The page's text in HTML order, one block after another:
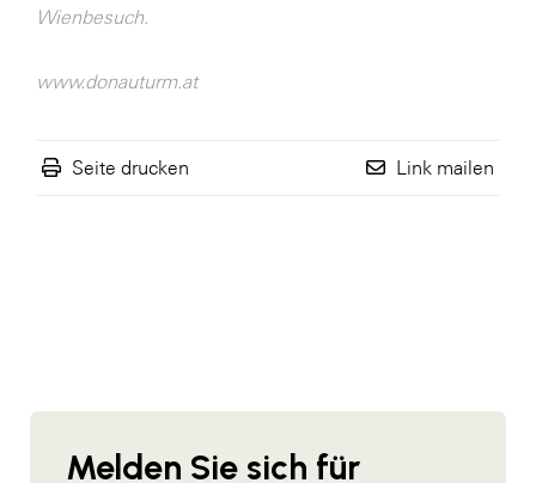
Wienbesuch.
www.donauturm.at
Seite drucken Link mailen
Melden Sie sich für